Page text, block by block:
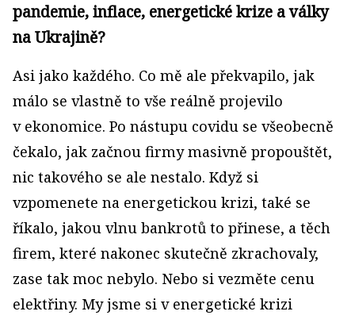
pandemie, inflace, energetické krize a války
na Ukrajině?
Asi jako každého. Co mě ale překvapilo, jak
málo se vlastně to vše reálně projevilo
v ekonomice. Po nástupu covidu se všeobecně
čekalo, jak začnou firmy masivně propouštět,
nic takového se ale nestalo. Když si
vzpomenete na energetickou krizi, také se
říkalo, jakou vlnu bankrotů to přinese, a těch
firem, které nakonec skutečně zkrachovaly,
zase tak moc nebylo. Nebo si vezměte cenu
elektřiny. My jsme si v energetické krizi